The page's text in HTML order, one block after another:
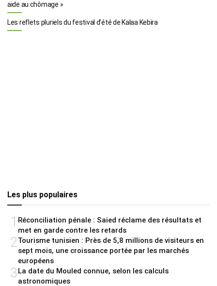
aide au chômage »
Les reflets pluriels du festival d’été de Kalaa Kebira
Les plus populaires
1 Réconciliation pénale : Saied réclame des résultats et
met en garde contre les retards
2Tourisme tunisien : Près de 5,8 millions de visiteurs en
sept mois, une croissance portée par les marchés
européens
3La date du Mouled connue, selon les calculs
astronomiques